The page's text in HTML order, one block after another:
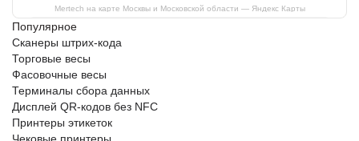
Mertech на карте Москвы и Московской области — Яндекс Карты
Популярное
Сканеры штрих-кода
Торговые весы
Фасовочные весы
Терминалы сбора данных
Дисплей QR-кодов без NFC
Принтеры этикеток